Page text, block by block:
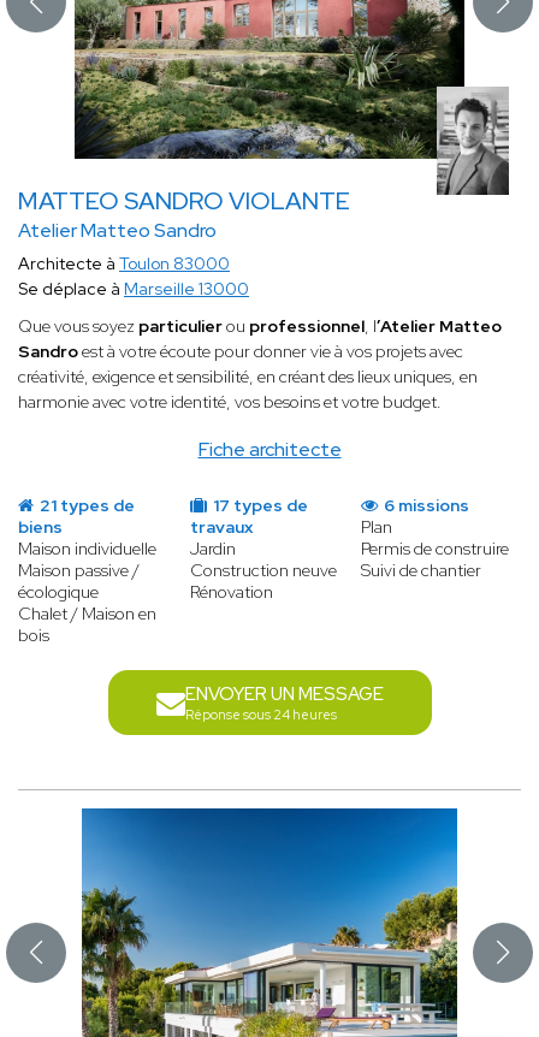
MATTEO SANDRO VIOLANTE
Atelier Matteo Sandro
Fiche architecte
Architecte à Toulon 83000
Se déplace à Marseille 13000
Que vous soyez particulierou professionnel, l’Atelier Matteo
Sandroest à votre écoute pour donner vie à vos projets avec
créativité, exigence et sensibilité, en créant des lieux uniques, en
harmonie avec votre identité, vos besoins et votre budget.
21 types de
biens
Maison individuelle
Maison passive /
écologique
Chalet / Maison en
bois
17 types de
travaux
Jardin
Construction neuve
Rénovation
6 missions
Plan
Permis de construire
Suivi de chantier
ENVOYER UN MESSAGE
Réponse sous 24 heures